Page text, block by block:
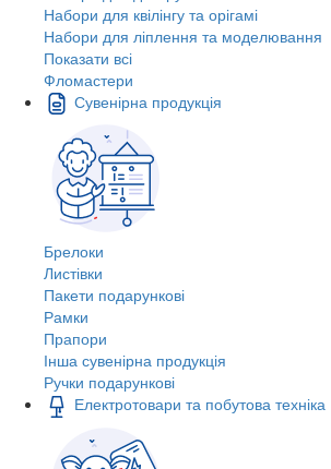
Набори для квілінгу та орігамі
Набори для ліплення та моделювання
Показати всі
Фломастери
Сувенірна продукція
Брелоки
Листівки
Пакети подарункові
Рамки
Прапори
Інша сувенірна продукція
Ручки подарункові
Електротовари та побутова техніка